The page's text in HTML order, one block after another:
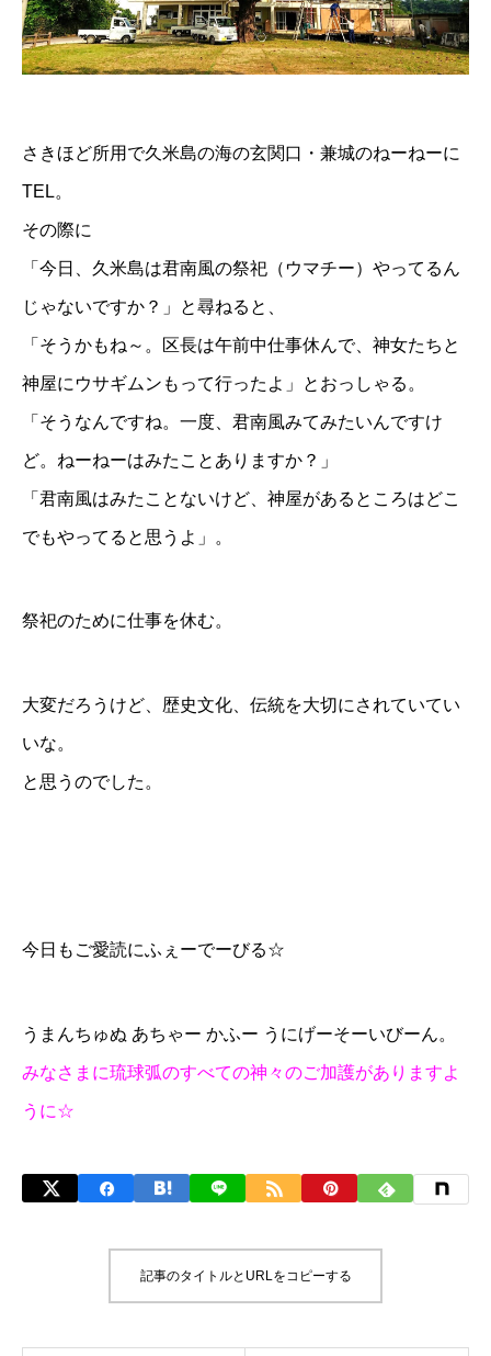
さきほど所用で久米島の海の玄関口・兼城のねーねーに
TEL。
その際に
「今日、久米島は君南風の祭祀（ウマチー）やってるん
じゃないですか？」と尋ねると、
「そうかもね～。区長は午前中仕事休んで、神女たちと
神屋にウサギムンもって行ったよ」とおっしゃる。
「そうなんですね。一度、君南風みてみたいんですけ
ど。ねーねーはみたことありますか？」
「君南風はみたことないけど、神屋があるところはどこ
でもやってると思うよ」。
祭祀のために仕事を休む。
大変だろうけど、歴史文化、伝統を大切にされていてい
いな。
と思うのでした。
今日もご愛読にふぇーでーびる☆
うまんちゅぬ あちゃー かふー うにげーそーいびーん。
みなさまに琉球弧のすべての神々のご加護がありますよ
うに☆
記事のタイトルとURLをコピーする